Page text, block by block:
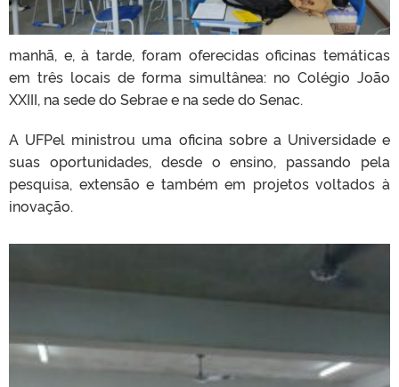
manhã, e, à tarde, foram oferecidas oficinas temáticas
em três locais de forma simultânea: no Colégio João
XXIII, na sede do Sebrae e na sede do Senac.
A UFPel ministrou uma oficina sobre a Universidade e
suas oportunidades, desde o ensino, passando pela
pesquisa, extensão e também em projetos voltados à
inovação.